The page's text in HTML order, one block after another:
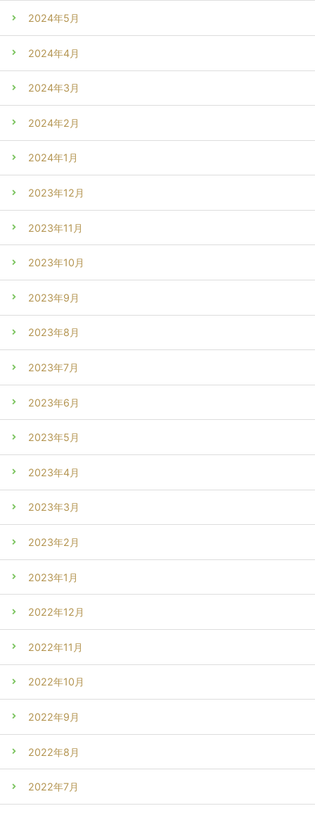
2024年5月
2024年4月
2024年3月
2024年2月
2024年1月
2023年12月
2023年11月
2023年10月
2023年9月
2023年8月
2023年7月
2023年6月
2023年5月
2023年4月
2023年3月
2023年2月
2023年1月
2022年12月
2022年11月
2022年10月
2022年9月
2022年8月
2022年7月